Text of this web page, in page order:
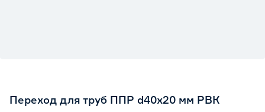
Переход для труб ППР d40x20 мм РВК